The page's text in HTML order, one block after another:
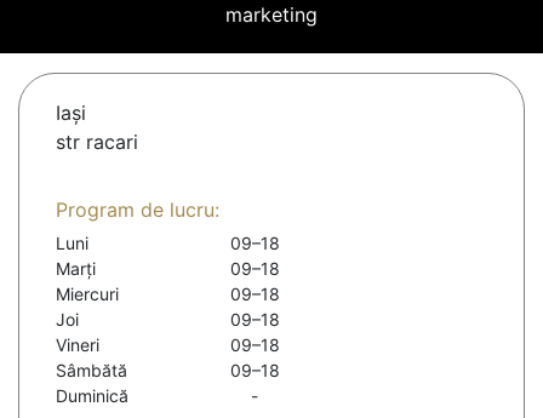
marketing
Iaşi
str racari
Program de lucru:
Luni
09–18
Marți
09–18
Miercuri
09–18
Joi
09–18
Vineri
09–18
Sâmbătă
09–18
Duminică
-